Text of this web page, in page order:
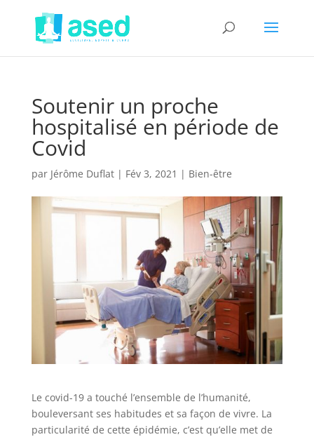
Soutenir un proche
hospitalisé en période de
Covid
par Jérôme Duflat| Fév 3, 2021 | Bien-être
Le covid-19 a touché l’ensemble de l’humanité,
bouleversant ses habitudes et sa façon de vivre. La
particularité de cette épidémie, c’est qu’elle met de